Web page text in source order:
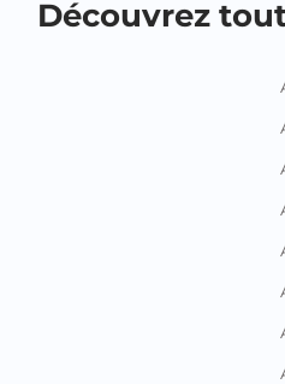
Découvrez